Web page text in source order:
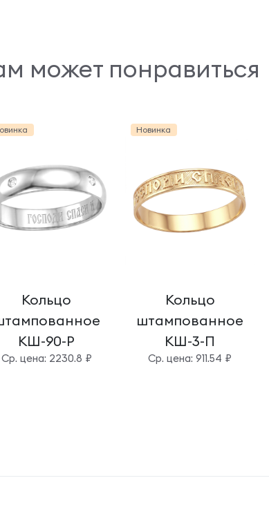
может понравиться
Кольцо
КШ-90-Р
Cр. цена: 2230.8 ₽
Новинка
Кольцо
штампованное
КШ-3-П
Cр. цена: 911.54 ₽